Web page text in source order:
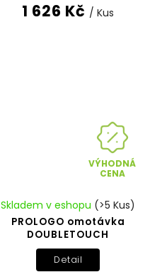
1 626 Kč / Kus
VÝHODNÁ
CENA
PROLOGO omotávka
DOUBLETOUCH
Skladem v eshopu (>5 Kus)
Detail